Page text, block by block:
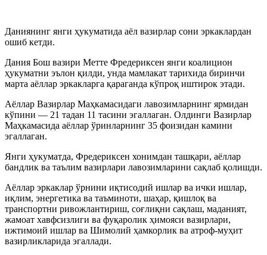
Даниянинг янги ҳукуматида аёл вазирлар сони эркаклардан
ошиб кетди.
Дания Бош вазири Метте Фредериксен янги коалицион
ҳукуматни эълон қилди, унда мамлакат тарихида биринчи
марта аёллар эркакларга қараганда кўпроқ иштирок этади.
Аёллар Вазирлар Маҳкамасидаги лавозимларнинг ярмидан
кўпини — 21 тадан 11 тасини эгаллаган. Олдинги Вазирлар
Маҳкамасида аёллар ўринларнинг 35 фоизидан камини
эгаллаган.
​Янги ҳукуматда, Фредериксен хонимдан ташқари, аёллар
бандлик ва таълим вазирлари лавозимларини сақлаб қолишди.
Аёллар эркаклар ўрнини иқтисодий ишлар ва ички ишлар,
иқлим, энергетика ва таъминоти, шаҳар, қишлоқ ва
транспортни ривожлантириш, соғлиқни сақлаш, маданият,
жамоат хавфсизлиги ва фуқаролик ҳимояси вазирлари,
ижтимоий ишлар ва Шимолий ҳамкорлик ва атроф-муҳит
вазирликларида эгаллади.